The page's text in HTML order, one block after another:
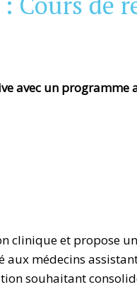
avec un programme
clinique et propose un
médecins
souhaitant